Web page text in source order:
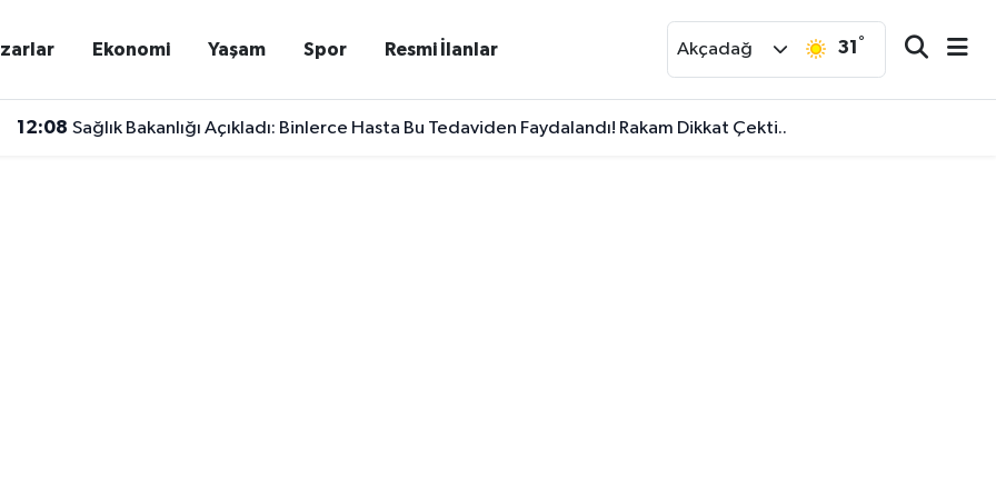
Ekonomi Yaşam Spor Resmi İlanlar Akçadağ 31 °
12:08 Sağlık Bakanlığı Açıkladı: Binlerce Hasta Bu Tedaviden Faydalandı! Rakam Dikkat Çekti..